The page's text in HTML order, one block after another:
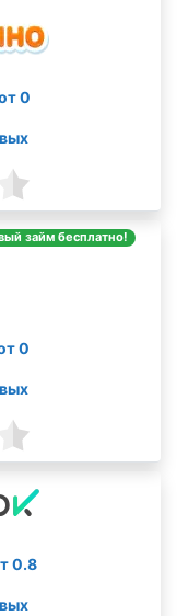
0
займ бесплатно!
0
0.8